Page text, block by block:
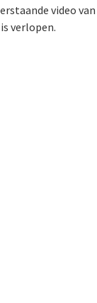
video van
verlopen.